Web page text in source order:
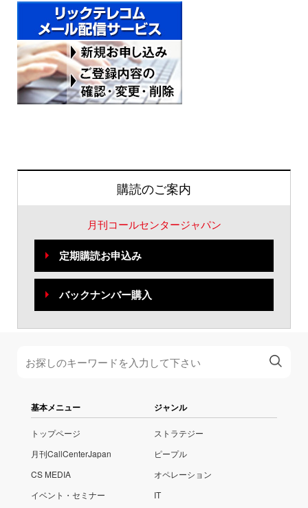
購読のご案内
月刊コールセンタージャパン
定期購読お申込み
バックナンバー購入
基本メニュー
トップページ
月刊CallCenterJapan
CS MEDIA
イベント・セミナー
ジャンル
ストラテジー
ピープル
オペレーション
IT